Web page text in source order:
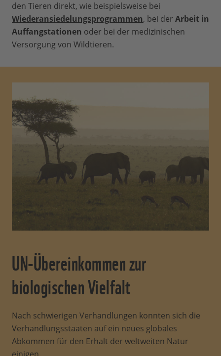
den Tieren direkt, wie beispielsweise bei
Wiederansiedelungsprogrammen, bei der Arbeit in
Auffangstationen oder bei der medizinischen
Versorgung von Wildtieren.
UN-Übereinkommen zur
biologischen Vielfalt
Nach schwierigen Verhandlungen konnten sich die
Verhandlungsstaaten auf ein neues globales
Abkommen für den Erhalt der weltweiten Natur